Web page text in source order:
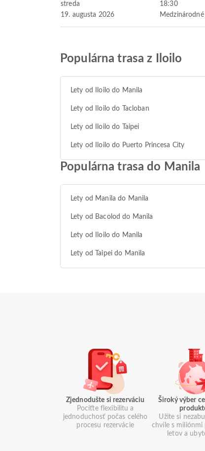
streda
19. augusta 2026
18:30
Populárna trasa z Iloilo
Lety od Iloilo do Manila
Lety od Iloilo do Tacloban
Lety od Iloilo do Taipei
Lety od Iloilo do Puerto Princesa City
Populárna trasa do Manila
Lety od Manila do Manila
Lety od Bacolod do Manila
Lety od Iloilo do Manila
Lety od Taipei do Manila
Zjednodušte si rezerváciu
Pocíťte flexibilitu a
jednoduchosť počas celého
procesu rezervácie
Široký výber
Užite si
chvíle s miliónmi
letov a